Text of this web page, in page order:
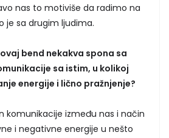
nas to motiviše da radimo na
je sa drugim ljudima.
bend nekakva spona sa
sa istim, u kolikoj
energije i lično pražnjenje?
komunikacije između nas i način
i negativne energije u nešto